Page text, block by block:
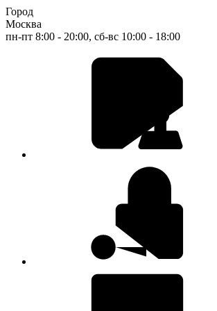
Город
Москва
пн-пт 8:00 - 20:00, сб-вс 10:00 - 18:00